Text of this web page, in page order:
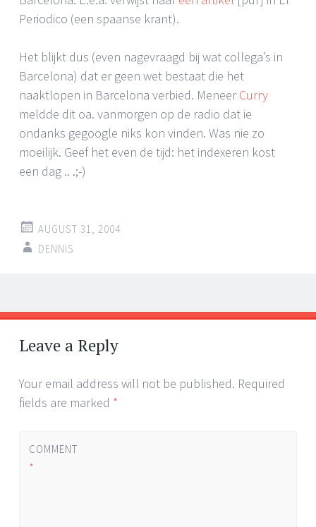
Periodico (een spaanse krant).
Het blijkt dus (even nagevraagd bij wat collega’s in
Barcelona) dat er geen wet bestaat die het
naaktlopen in Barcelona verbied. MeneerCurry
meldde dit oa. vanmorgen op de radio dat ie
ondanks gegoogle niks kon vinden. Was nie zo
moeilijk. Geef het even de tijd: het indexeren kost
een dag .. .;-)
AUGUST 31, 2004
DENNIS
Post
navigation
←
→
Leave a Reply
Your email address will not be published. Required
fields are marked *
COMMENT
*